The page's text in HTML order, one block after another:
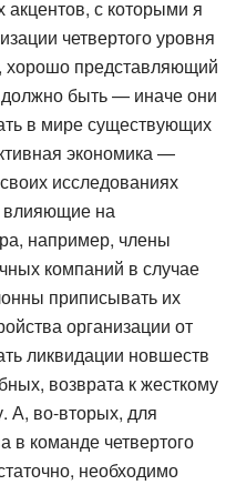
акцентов, с которыми я
четвертого уровня
хорошо представляющий
быть — иначе они
в мире существующих
экономика —
исследованиях
влияющие на
например, члены
компаний в случае
приписывать их
организации от
ликвидации новшеств
возврата к жесткому
А, во-вторых, для
в команде четвертого
необходимо